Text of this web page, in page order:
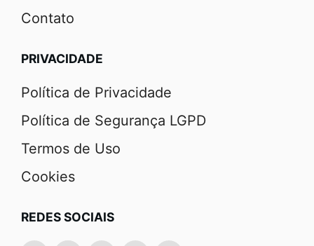
Contato
PRIVACIDADE
Política de Privacidade
Política de Segurança LGPD
Termos de Uso
Cookies
REDES SOCIAIS